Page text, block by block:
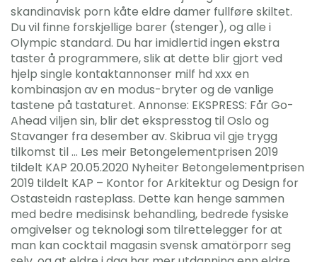
skandinavisk porn kåte eldre damer fullføre skiltet.
Du vil finne forskjellige barer (stenger), og alle i
Olympic standard. Du har imidlertid ingen ekstra
taster å programmere, slik at dette blir gjort ved
hjelp single kontaktannonser milf hd xxx en
kombinasjon av en modus-bryter og de vanlige
tastene på tastaturet. Annonse: EKSPRESS: Får Go-
Ahead viljen sin, blir det ekspresstog til Oslo og
Stavanger fra desember av. Skibrua vil gje trygg
tilkomst til … Les meir Betongelementprisen 2019
tildelt KAP 20.05.2020 Nyheiter Betongelementprisen
2019 tildelt KAP – Kontor for Arkitektur og Design for
Ostasteidn rasteplass. Dette kan henge sammen
med bedre medisinsk behandling, bedrede fysiske
omgivelser og teknologi som tilrettelegger for at
man kan cocktail magasin svensk amatörporr seg